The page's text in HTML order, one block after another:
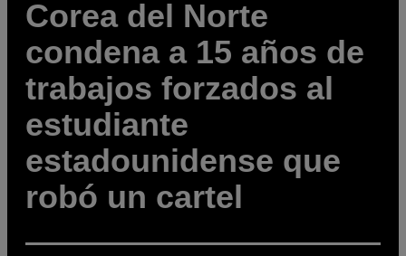
Corea del Norte
condena a 15 años de
trabajos forzados al
estudiante
estadounidense que
robó un cartel